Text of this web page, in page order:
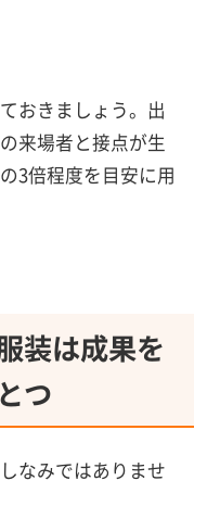
おきましょう。出
来場者と接点が生
3倍程度を目安に用
装は成果を
つ
なみではありませ